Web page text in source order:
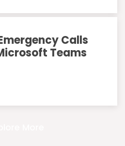
Calls
Teams